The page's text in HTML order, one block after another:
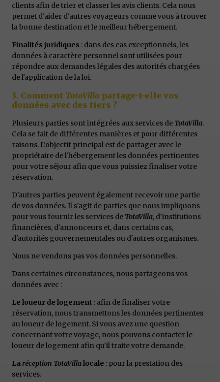
clients afin de trier et classer les avis clients. Cela nous
permet d'aider d'autres voyageurs comme vous à trouver
la bonne destination et le meilleur hébergement.
Finalités juridiques : dans des cas exceptionnels, les
données à caractère personnel sont utilisées pour
répondre aux demandes légales des autorités chargées
de l'application de la loi.
3. Comment TotaVilla partage-t-elle vos
données avec des tiers ?
Plusieurs parties sont intégrées aux services de TotaVilla.
Cela se fait de différentes manières et pour différentes
raisons. L'objectif principal est de partager avec le
propriétaire de l'hébergement les données pertinentes
pour votre séjour afin que vous puissiez finaliser votre
réservation.
D'autres parties peuvent également recevoir une partie
de vos données. Il s'agit de parties que nous impliquons
pour vous fournir les services de TotaVilla, d'institutions
financières, d'annonceurs et, dans certains cas,
d'autorités gouvernementales ou d'autres organismes.
Nous ne vendons pas vos données personnelles.
Dans certaines circonstances, nous partageons vos
données avec :
Le loueur de logement : afin de finaliser votre
réservation, nous transmettons les données pertinentes
au loueur de logement. Si vous avez une question
concernant votre voyage, nous pouvons contacter le
loueur de logement afin qu'il traite votre demande.
Laréception TotaVillalocale : pour la prestation des
services.